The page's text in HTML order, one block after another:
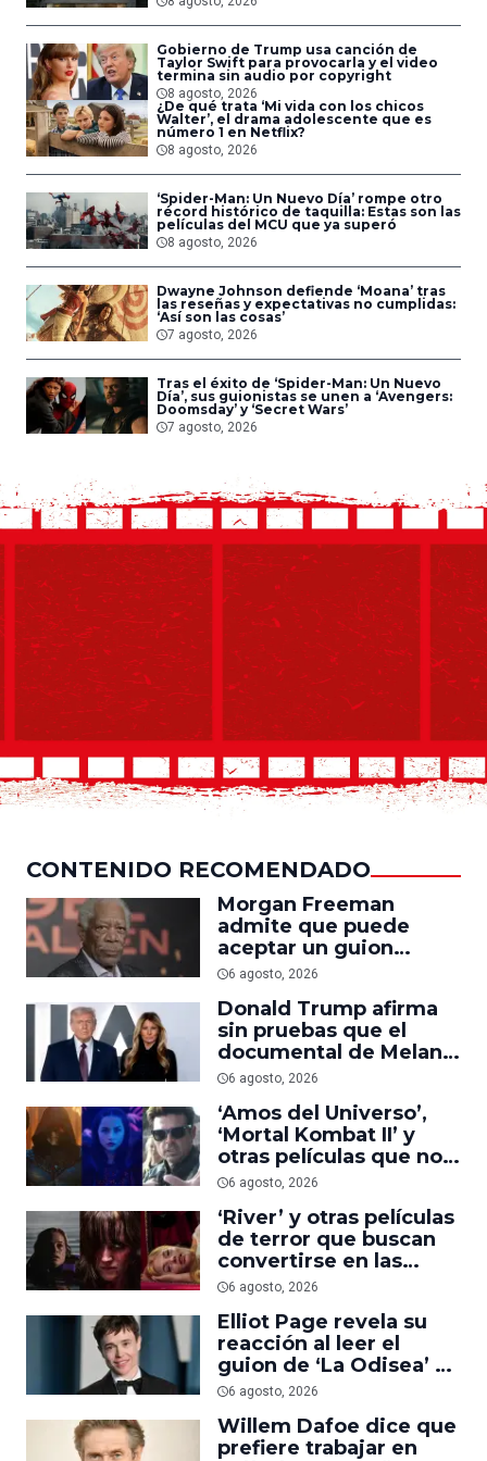
Gobierno de Trump usa canción de
Taylor Swift para provocarla y el video
termina sin audio por copyright
8 agosto, 2026
¿De qué trata ‘Mi vida con los chicos
Walter’, el drama adolescente que es
número 1 en Netflix?
8 agosto, 2026
‘Spider-Man: Un Nuevo Día’ rompe otro
récord histórico de taquilla: Estas son las
películas del MCU que ya superó
8 agosto, 2026
Dwayne Johnson defiende ‘Moana’ tras
las reseñas y expectativas no cumplidas:
‘Así son las cosas’
7 agosto, 2026
Tras el éxito de ‘Spider-Man: Un Nuevo
Día’, sus guionistas se unen a ‘Avengers:
Doomsday’ y ‘Secret Wars’
7 agosto, 2026
CONTENIDO RECOMENDADO
Morgan Freeman
admite que puede
aceptar un guion
mediocre si le pagan lo
6 agosto, 2026
Donald Trump afirma
sin pruebas que el
documental de Melania
es ‘la película número
6 agosto, 2026
‘Amos del Universo’,
‘Mortal Kombat II’ y
otras películas que no
dominaron la taquilla
streaming
6 agosto, 2026
‘River’ y otras películas
de terror que buscan
convertirse en las
nuevas ‘Obsession’ y
6 agosto, 2026
Elliot Page revela su
reacción al leer el
guion de ‘La Odisea’ y
elogia la forma de
Nolan
6 agosto, 2026
Willem Dafoe dice que
prefiere trabajar en